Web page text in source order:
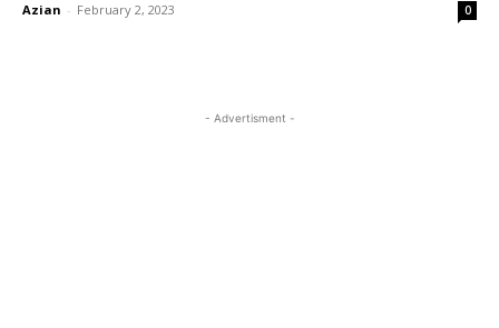
Azian - February 2, 2023 0
- Advertisment -